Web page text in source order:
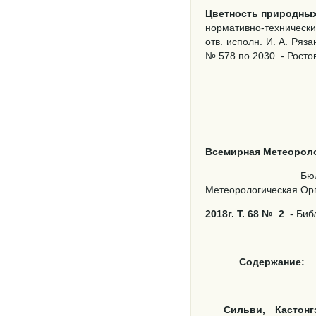
Цветность
нормативно-
отв. исполн. И. А.
№ 578 по 2030. -
Всемирная
Метеорологическая
2018г. Т. 68 № 2 . -
Содержание:
Сильви,